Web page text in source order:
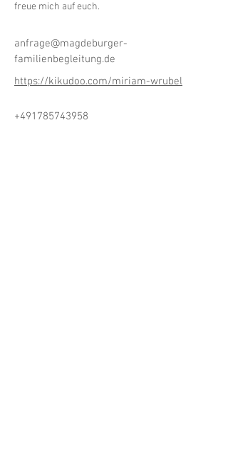
freue mich auf euch.
anfrage@magdeburger-
familienbegleitung.de
https://kikudoo.com/miriam-wrubel
+491785743958